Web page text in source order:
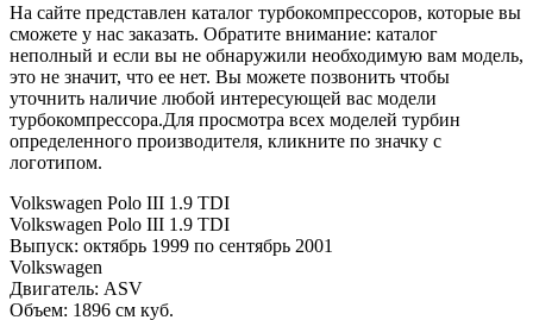
На сайте представлен каталог турбокомпрессоров, которые вы
сможете у нас заказать. Обратите внимание: каталог
неполный и если вы не обнаружили необходимую вам модель,
это не значит, что ее нет. Вы можете позвонить чтобы
уточнить наличие любой интересующей вас модели
турбокомпрессора.Для просмотра всех моделей турбин
определенного производителя, кликните по значку с
логотипом.
Volkswagen Polo III 1.9 TDI
Volkswagen Polo III 1.9 TDI
Выпуск: октябрь 1999 по сентябрь 2001
Volkswagen
Двигатель: ASV
Объем: 1896 см куб.